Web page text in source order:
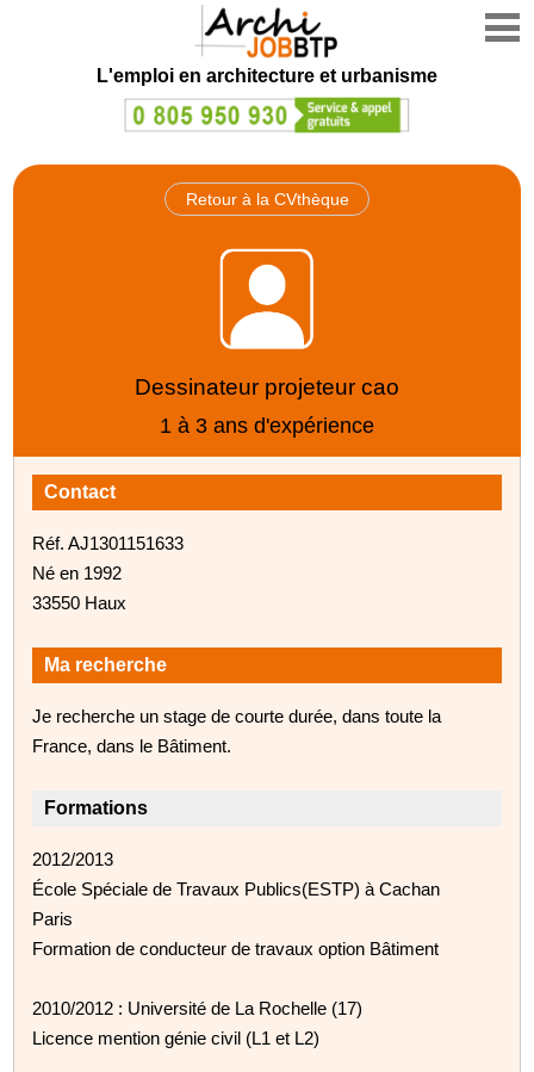
L'emploi en architecture et urbanisme
Retour à la CVthèque
Dessinateur projeteur cao
1 à 3 ans d'expérience
Contact
Réf. AJ1301151633
Né en 1992
33550 Haux
Ma recherche
Je recherche un stage de courte durée, dans toute la
France, dans le Bâtiment.
Formations
2012/2013
École Spéciale de Travaux Publics(ESTP) à Cachan
Paris
Formation de conducteur de travaux option Bâtiment
2010/2012 : Université de La Rochelle (17)
Licence mention génie civil (L1 et L2)